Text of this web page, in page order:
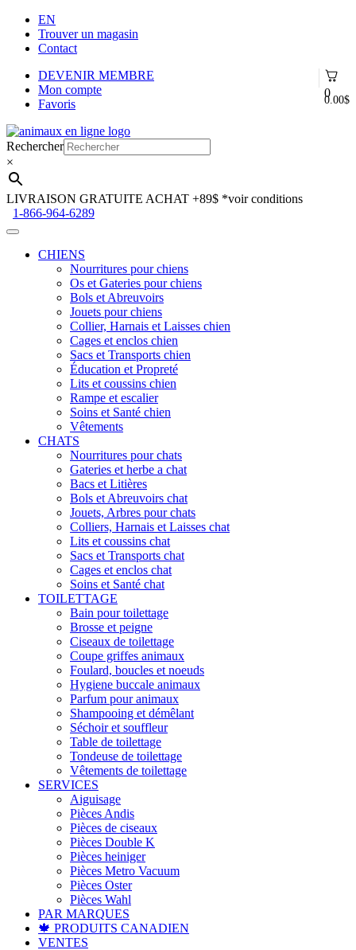
EN
Trouver un magasin
Contact
0
0.00$
DEVENIR MEMBRE
Mon compte
Favoris
Aller
à
la
navigation
Aller
au
contenu
Rechercher
×
LIVRAISON GRATUITE ACHAT +89$ *voir conditions
1-866-964-6289
CHIENS
Nourritures pour chiens
Os et Gateries pour chiens
Bols et Abreuvoirs
Jouets pour chiens
Collier, Harnais et Laisses chien
Cages et enclos chien
Sacs et Transports chien
Éducation et Propreté
Lits et coussins chien
Rampe et escalier
Soins et Santé chien
Vêtements
CHATS
Nourritures pour chats
Gateries et herbe a chat
Bacs et Litières
Bols et Abreuvoirs chat
Jouets, Arbres pour chats
Colliers, Harnais et Laisses chat
Lits et coussins chat
Sacs et Transports chat
Cages et enclos chat
Soins et Santé chat
TOILETTAGE
Bain pour toilettage
Brosse et peigne
Ciseaux de toilettage
Coupe griffes animaux
Foulard, boucles et noeuds
Hygiene buccale animaux
Parfum pour animaux
Shampooing et démêlant
Séchoir et souffleur
Table de toilettage
Tondeuse de toilettage
Vêtements de toilettage
SERVICES
Aiguisage
Pièces Andis
Pièces de ciseaux
Pièces Double K
Pièces heiniger
Pièces Metro Vacuum
Pièces Oster
Pièces Wahl
PAR MARQUES
🍁 PRODUITS CANADIEN
VENTES